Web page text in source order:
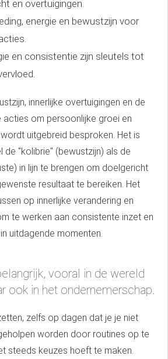
en overtuigingen.
energie en bewustzijn voor
en consistentie zijn sleutels tot
innerlijke overtuigingen en de
acties om persoonlijke groei en
uitgebreid besproken. Het is
de "kolibrie" (bewustzijn) als de
in lijn te brengen om doelgericht
resultaat te bereiken. Het
op innerlijke verandering en
te werken aan consistente inzet en
uitdagende momenten.
vooral in de wereld
ook in het ondernemerschap.
zelfs op dagen dat je je niet
worden door routines op te
steeds keuzes hoeft te maken.